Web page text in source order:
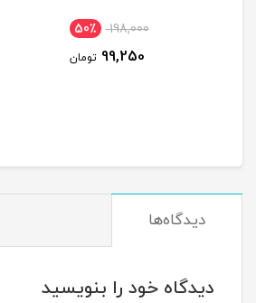
198,000 50٪
99,250 تومان
دیدگاه‌ها
دیدگاه خود را بنویسید